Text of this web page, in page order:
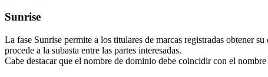
Sunrise
La fase Sunrise permite a los titulares de marcas registradas obtener
procede a la subasta entre las partes interesadas.
Cabe destacar que el nombre de dominio debe coincidir con el